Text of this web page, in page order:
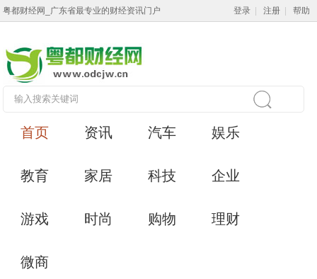
粤都财经网_广东省最专业的财经资讯门户 登录 注册 帮助
首页 资讯 汽车 娱乐
教育 家居 科技 企业
游戏 时尚 购物 理财
微商